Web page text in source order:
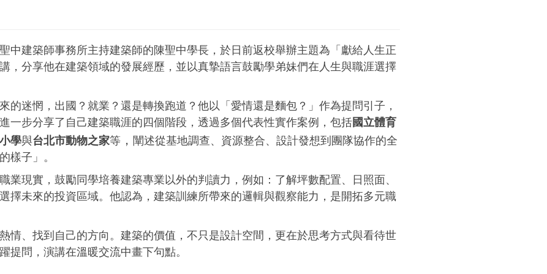
中建築師事務所主持建築師的陳聖中學長，於日前返校舉辦主題為「獻給人生正
，分享他在建築領域的發展經歷，並以真摯語言鼓勵學弟妹們在人生與職涯選擇
的迷惘，出國？就業？還是轉換跑道？他以「愛情還是麵包？」作為提問引子，
一步分享了自己建築職涯的四個階段，透過多個代表性實作案例，包括國立體育
學與台北市動物之家等 ， 闡述從基地調查、資源整合、設計發想到團隊協作的全
樣子」。
業現實，鼓勵同學培養建築專業以外的判讀力，例如：了解坪數配置、日照面、
擇未來的投資區域。他認為，建築訓練所帶來的邏輯與觀察能力，是開拓多元職
情、找到自己的方向。建築的價值，不只是設計空間，更在於思考方式與看待世
提問，演講在溫暖交流中畫下句點。